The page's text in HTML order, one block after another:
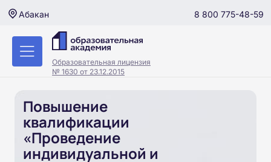
Абакан 8 800 775-48-59
Образовательная лицензия
№ 1630 от 23.12.2015
Повышение
квалификации
«Проведение
индивидуальной и